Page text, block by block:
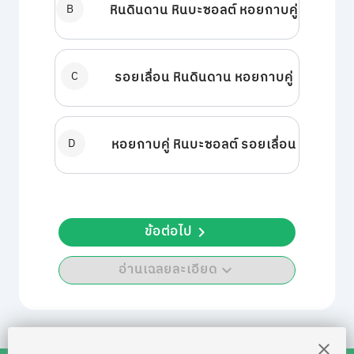
B หินดินดาน หินบะซอลต์ หอยกาบคู่
C รอยเลื่อน หินดินดาน หอยกาบคู่
D หอยกาบคู่ หินบะซอลต์ รอยเลื่อน
อ่านเฉลยละเอียด
ข้อต่อไป